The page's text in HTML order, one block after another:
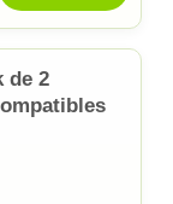
de 2